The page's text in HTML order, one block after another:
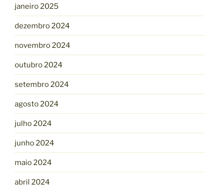
janeiro 2025
dezembro 2024
novembro 2024
outubro 2024
setembro 2024
agosto 2024
julho 2024
junho 2024
maio 2024
abril 2024